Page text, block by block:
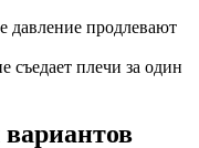
давление продлевают
съедает плечи за один